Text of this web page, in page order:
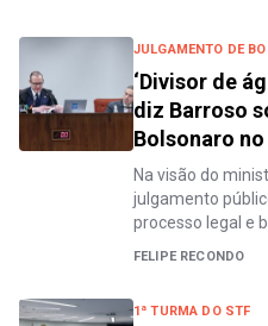
JULGAMENTO DE
‘Divisor de
diz Barroso
Bolsonaro no
Na visão do
julgamento
processo legal e
FELIPE RECONDO
1ª TURMA DO STF